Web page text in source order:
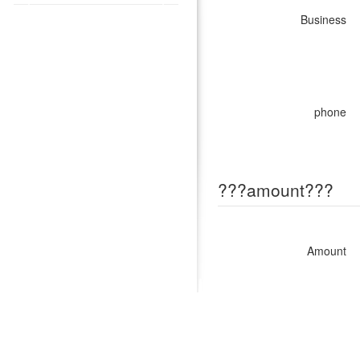
Business
phone
???amount???
Amount